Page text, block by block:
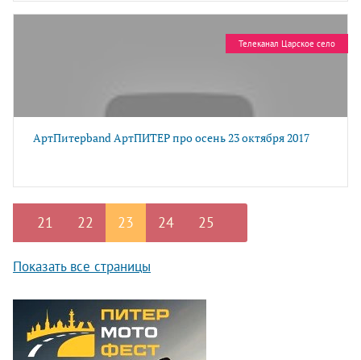
Телеканал Царское село
АртПитерband АртПИТЕР про осень 23 октября 2017
21 22 23 24 25
Показать все страницы